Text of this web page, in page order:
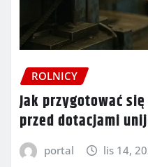
ROLNICY
Jak przygotować
przed dotacjami
portal lis 14,